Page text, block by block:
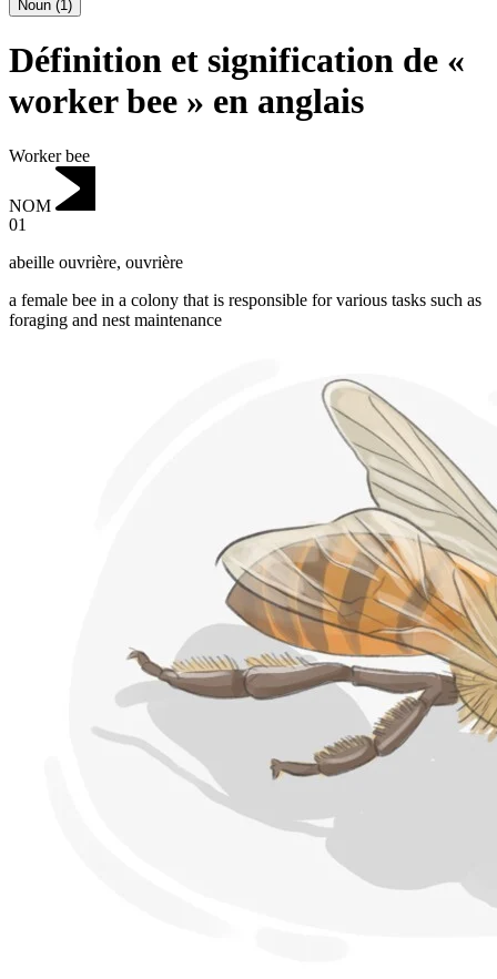
Noun (1)
Définition et signification de «
worker bee » en anglais
Worker bee
NOM
01
abeille ouvrière, ouvrière
a female bee in a colony that is responsible for various tasks such as
foraging and nest maintenance